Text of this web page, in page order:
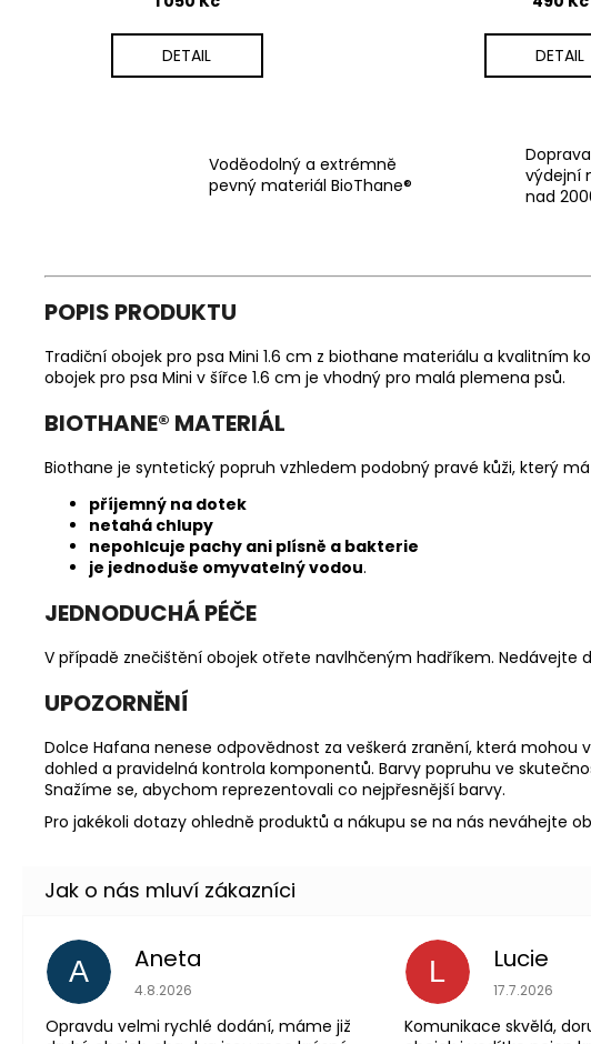
DETAIL DETAIL
Voděodolný a extrémně
pevný materiál BioThane®
výdejní
nad
POPIS PRODUKTU
Tradiční obojek pro psa Mini 1.6 cm z biothane materiálu a kvalitním
obojek pro psa Mini v šířce 1.6 cm je vhodný pro malá plemena psů.
BIOTHANE® MATERIÁL
Biothane je syntetický popruh vzhledem podobný pravé kůži, který
příjemný na dotek
netahá chlupy
nepohlcuje pachy ani plísně a bakterie
je jednoduše omyvatelný vodou.
JEDNODUCHÁ PÉČE
V případě znečištění obojek otřete navlhčeným hadříkem. Nedávejte
UPOZORNĚNÍ
Dolce Hafana nenese odpovědnost za veškerá zranění, která
dohled a pravidelná kontrola komponentů. Barvy popruhu ve
Snažíme se, abychom reprezentovali co nejpřesnější barvy.
Pro jakékoli dotazy ohledně produktů a nákupu se na nás neváhejte
A Aneta
Hodnocení obchodu je 5
4.8.2026
Opravdu velmi rychlé dodání, máme již
L Lucie
17.7.2026
Komunikace skvělá,